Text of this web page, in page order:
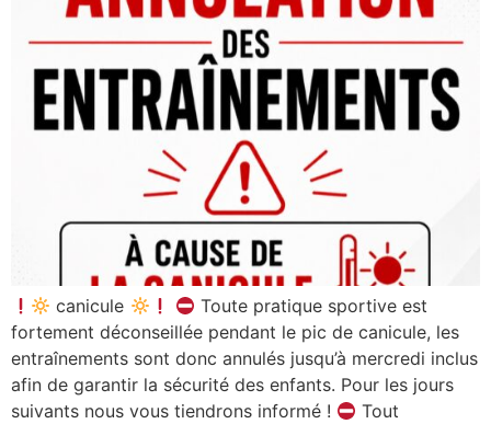
canicule
Toute pratique sportive est
fortement déconseillée pendant le pic de canicule, les
entraînements sont donc annulés jusqu’à mercredi inclus
afin de garantir la sécurité des enfants. Pour les jours
suivants nous vous tiendrons informé !
Tout